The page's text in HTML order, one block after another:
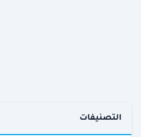
التصنيفات